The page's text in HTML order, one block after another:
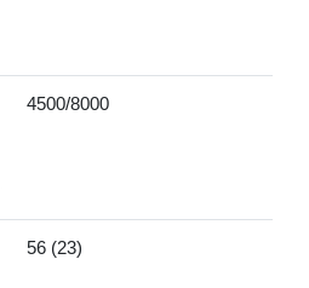
4500/8000
56 (23)